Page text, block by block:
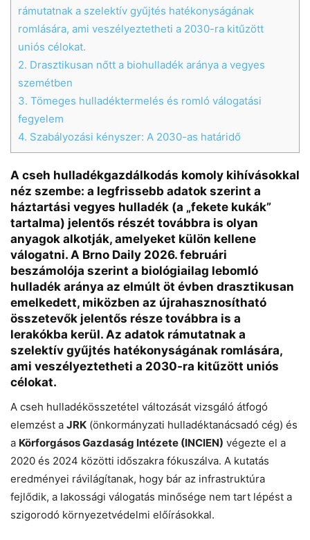
rámutatnak a szelektív gyűjtés hatékonyságának
romlására, ami veszélyeztetheti a 2030-ra kitűzött
uniós célokat.
2. Drasztikusan nőtt a biohulladék aránya a vegyes
szemétben
3. Tömeges hulladéktermelés és romló válogatási
fegyelem
4. Szabályozási kényszer: A 2030-as határidő
A cseh hulladékgazdálkodás komoly kihívásokkal
néz szembe: a legfrissebb adatok szerint a
háztartási vegyes hulladék (a „fekete kukák”
tartalma) jelentős részét továbbra is olyan
anyagok alkotják, amelyeket külön kellene
válogatni. A Brno Daily 2026. februári
beszámolója szerint a biológiailag lebomló
hulladék aránya az elmúlt öt évben drasztikusan
emelkedett, miközben az újrahasznosítható
összetevők jelentős része továbbra is a
lerakókba kerül. Az adatok rámutatnak a
szelektív gyűjtés hatékonyságának romlására,
ami veszélyeztetheti a 2030-ra kitűzött uniós
célokat.
A cseh hulladékösszetétel változását vizsgáló átfogó
elemzést a JRK (önkormányzati hulladéktanácsadó cég) és
a Körforgásos Gazdaság Intézete (INCIEN) végezte el a
2020 és 2024 közötti időszakra fókuszálva. A kutatás
eredményei rávilágítanak, hogy bár az infrastruktúra
fejlődik, a lakossági válogatás minősége nem tart lépést a
szigorodó környezetvédelmi előírásokkal.
Chat